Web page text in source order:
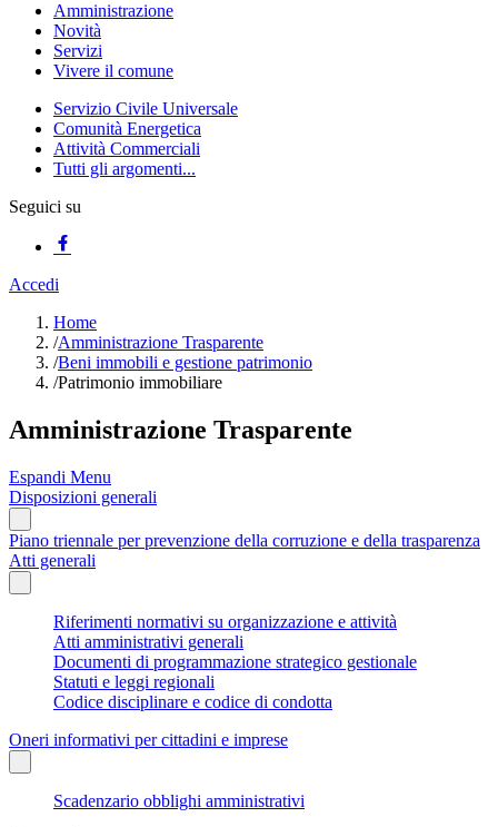
Amministrazione
Novità
Servizi
Vivere il comune
Servizio Civile Universale
Comunità Energetica
Attività Commerciali
Tutti gli argomenti...
Seguici su
Accedi
Home
/Amministrazione Trasparente
/Beni immobili e gestione patrimonio
/Patrimonio immobiliare
Amministrazione Trasparente
Espandi Menu
Disposizioni generali
Piano triennale per prevenzione della corruzione e della trasparenza
Atti generali
Riferimenti normativi su organizzazione e attività
Atti amministrativi generali
Documenti di programmazione strategico gestionale
Statuti e leggi regionali
Codice disciplinare e codice di condotta
Oneri informativi per cittadini e imprese
Scadenzario obblighi amministrativi